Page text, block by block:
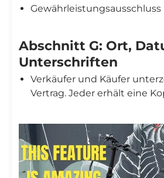
Gewährleistungsausschluss
Abschnitt G: Ort,
Unterschriften
Verkäufer und Käufer
Vertrag. Jeder erhält eine